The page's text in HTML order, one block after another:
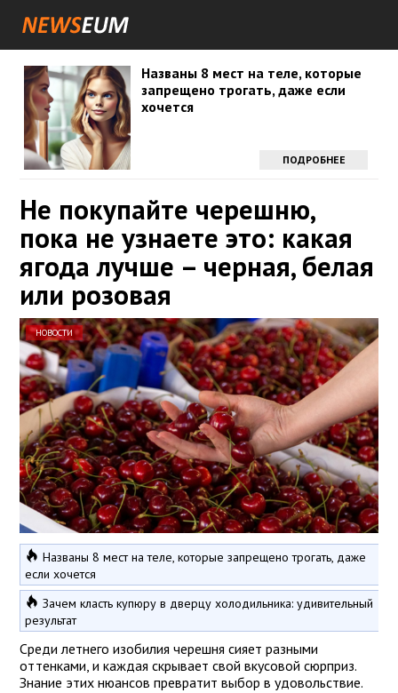
Названы 8 мест на теле, которые
запрещено трогать, даже если
хочется
ПОДРОБНЕЕ
Не покупайте черешню,
пока не узнаете это: какая
ягода лучше – черная, белая
или розовая
НОВОСТИ
Названы 8 мест на теле, которые запрещено трогать, даже
если хочется
Зачем класть купюру в дверцу холодильника: удивительный
результат
Среди летнего изобилия черешня сияет разными
оттенками, и каждая скрывает свой вкусовой сюрприз.
Знание этих нюансов превратит выбор в удовольствие.